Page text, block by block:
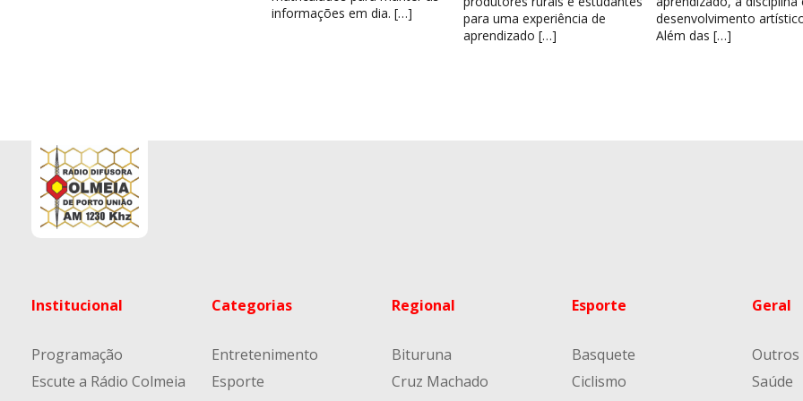
informações em dia. […]
para uma experiência de
aprendizado […]
desenvolvimento
Além das […]
Institucional
Programação
Escute a Rádio Colmeia
Categorias
Entretenimento
Esporte
Regional
Bituruna
Cruz Machado
Esporte
Basquete
Ciclismo
Geral
Outros
Saúde